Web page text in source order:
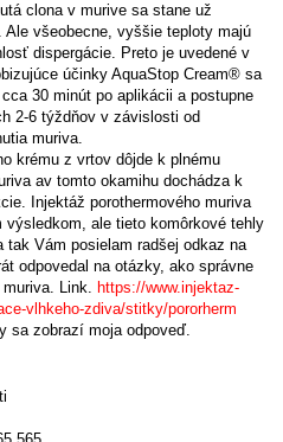
clona v murive sa stane už
Ale všeobecne, vyššie teploty majú
dispergácie. Preto je uvedené v
účinky AquaStop Cream® sa
30 minút po aplikácii a postupne
2-6 týždňov v závislosti od
muriva.
krému z vrtov dôjde k plnému
av tomto okamihu dochádza k
Injektáž porothermového muriva
ale tieto komôrkové tehly
Vám posielam radšej odkaz na
odpovedal na otázky, ako správne
Link. https://www.injektaz-
vlhkeho-zdiva/stitky/pororherm
sa zobrazí moja odpoveď.